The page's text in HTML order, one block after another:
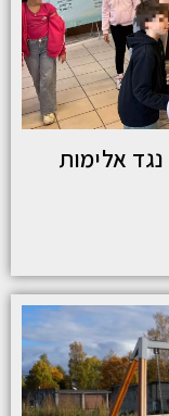
אלימות